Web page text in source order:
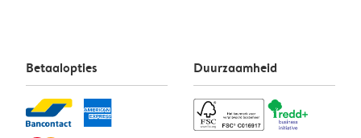
Betaalopties Duurzaamheid